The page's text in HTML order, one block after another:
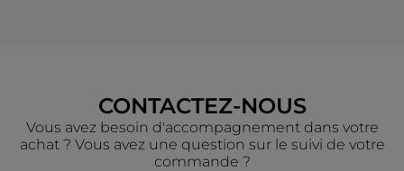
CONTACTEZ-NOUS
Vous avez besoin d'accompagnement dans votre
achat ? Vous avez une question sur le suivi de votre
commande ?